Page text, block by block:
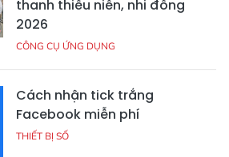
thanh thiếu niên, nhi đồng
2026
CÔNG CỤ ỨNG DỤNG
Cách nhận tick trắng
Facebook miễn phí
THIẾT BỊ SỐ